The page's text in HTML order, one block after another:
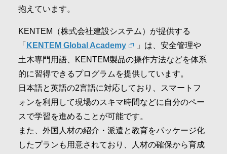
抱えています。
KENTEM（株式会社建設システム）が提供する
「 KENTEM Global Academy
」は、安全管理や
土木専門用語、KENTEM製品の操作方法などを体系
的に習得できるプログラムを提供しています。
日本語と英語の2言語に対応しており、スマートフ
ォンを利用して現場のスキマ時間などに自分のペー
スで学習を進めることが可能です。
また、外国人材の紹介・派遣と教育をパッケージ化
したプランも用意されており、人材の確保から育成